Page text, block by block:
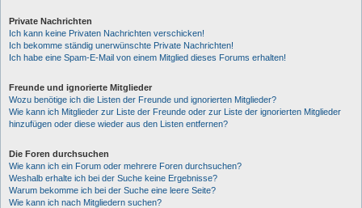
Private Nachrichten
Ich kann keine Privaten Nachrichten verschicken!
Ich bekomme ständig unerwünschte Private Nachrichten!
Ich habe eine Spam-E-Mail von einem Mitglied dieses Forums erhalten!
Freunde und ignorierte Mitglieder
Wozu benötige ich die Listen der Freunde und ignorierten Mitglieder?
Wie kann ich Mitglieder zur Liste der Freunde oder zur Liste der ignorierten Mitglieder
hinzufügen oder diese wieder aus den Listen entfernen?
Die Foren durchsuchen
Wie kann ich ein Forum oder mehrere Foren durchsuchen?
Weshalb erhalte ich bei der Suche keine Ergebnisse?
Warum bekomme ich bei der Suche eine leere Seite?
Wie kann ich nach Mitgliedern suchen?